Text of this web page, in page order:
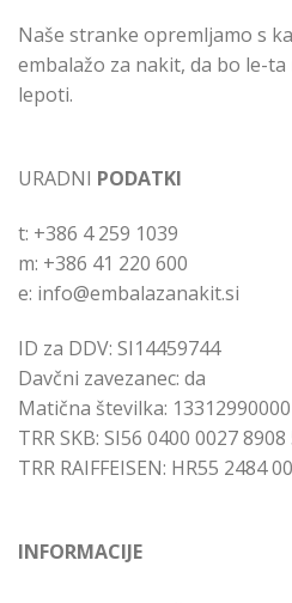
Naše stranke opremljamo s
embalažo za nakit, da bo le-
lepoti.
URADNI PODATKI
t: +386 4 259 1039
m: +386 41 220 600
e: info@embalazanakit.si
ID za DDV: SI14459744
Davčni zavezanec: da
Matična številka: 13312990000
TRR SKB: SI56 0400 0027 8908
TRR RAIFFEISEN: HR55 2484
INFORMACIJE